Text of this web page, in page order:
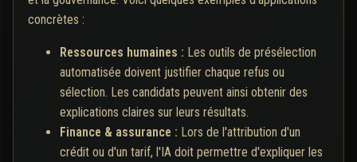
concrètes :
Ressources humaines : Les outils de présélection
automatisée doivent justifier chaque refus ou
sélection. Les candidats peuvent ainsi obtenir des
explications claires sur leurs résultats.
Finance & assurance : Lors de l'attribution d'un
crédit ou d'un tarif, l'IA doit permettre d'expliquer les